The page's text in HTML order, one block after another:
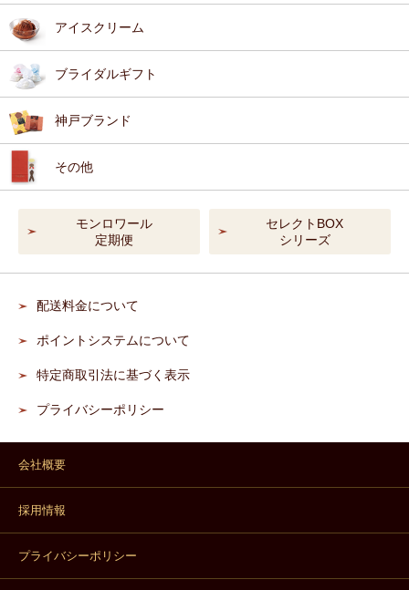
アイスクリーム
ブライダルギフト
神戸ブランド
その他
モンロワール
定期便
セレクトBOX
シリーズ
配送料金について
ポイントシステムについて
特定商取引法に基づく表示
プライバシーポリシー
会社概要
採用情報
プライバシーポリシー